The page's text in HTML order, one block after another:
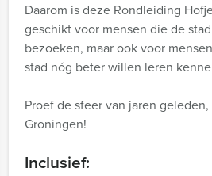
Daarom is deze Rondleiding
geschikt voor mensen die de
bezoeken, maar ook voor
stad nóg beter willen leren
Proef de sfeer van jaren
Groningen!
Inclusief: